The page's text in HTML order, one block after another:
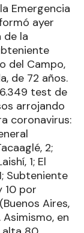
Emergencia
ayer
de la
del Campo,
de 72 años.
test de
arrojando
coronavirus:
2;
1; El
Subteniente
10 por
Aires,
en